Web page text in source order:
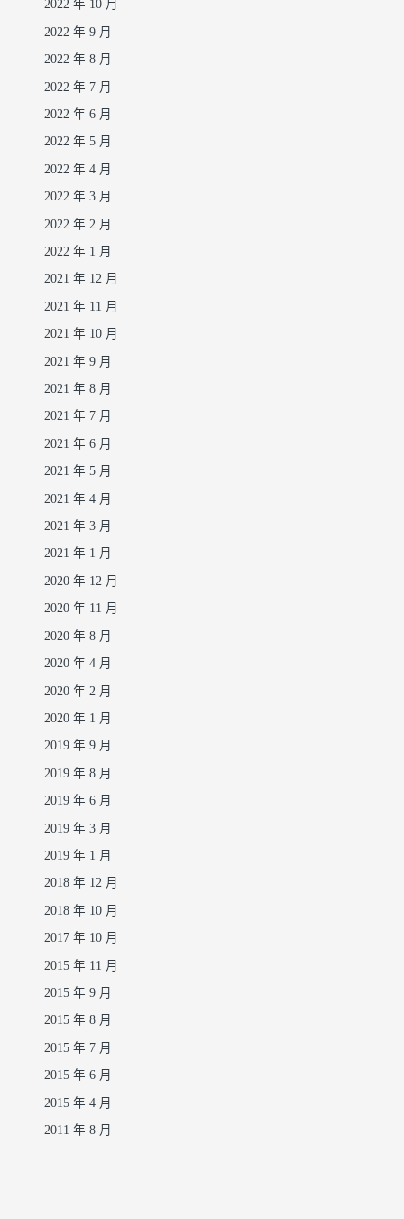
2022 年 10 月
2022 年 9 月
2022 年 8 月
2022 年 7 月
2022 年 6 月
2022 年 5 月
2022 年 4 月
2022 年 3 月
2022 年 2 月
2022 年 1 月
2021 年 12 月
2021 年 11 月
2021 年 10 月
2021 年 9 月
2021 年 8 月
2021 年 7 月
2021 年 6 月
2021 年 5 月
2021 年 4 月
2021 年 3 月
2021 年 1 月
2020 年 12 月
2020 年 11 月
2020 年 8 月
2020 年 4 月
2020 年 2 月
2020 年 1 月
2019 年 9 月
2019 年 8 月
2019 年 6 月
2019 年 3 月
2019 年 1 月
2018 年 12 月
2018 年 10 月
2017 年 10 月
2015 年 11 月
2015 年 9 月
2015 年 8 月
2015 年 7 月
2015 年 6 月
2015 年 4 月
2011 年 8 月